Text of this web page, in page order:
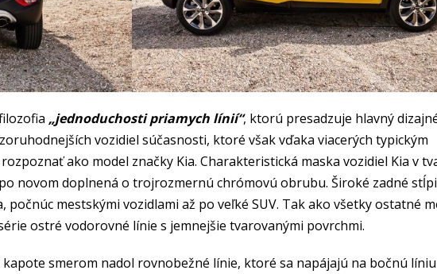
„jednoduchosti priamych línií“, ktorú presadzuje hlavný
vozidiel súčasnosti, ktoré však vďaka viacerých typickým
ako model značky Kia. Charakteristická maska vozidiel Kia v
novom doplnená o trojrozmernú chrómovú obrubu. Široké zadné
mestskými vozidlami až po veľké SUV. Tak ako všetky ostatné
ostré vodorovné línie s jemnejšie tvarovanými povrchmi.
smerom nadol rovnobežné línie, ktoré sa napájajú na bočnú